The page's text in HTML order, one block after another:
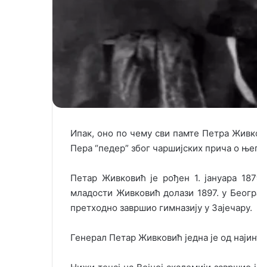
Ипак, оно по чему сви памте Петра
Пера “педер” због чаршијских прича о
Петар Живковић је рођен 1. јануара
младости Живковић долази 1897. у
претходно завршио гимназију у Зајечару.
Генерал Петар Живковић једна је од